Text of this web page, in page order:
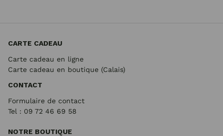
CARTE CADEAU
Carte cadeau en ligne
Carte cadeau en boutique (Calais)
CONTACT
Formulaire de contact
Tel : 09 72 46 69 58
NOTRE BOUTIQUE